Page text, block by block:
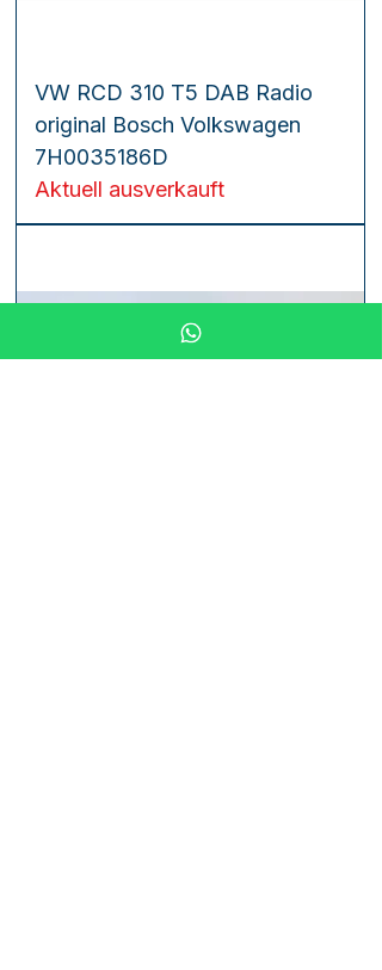
VW RCD 310 T5 DAB Radio
original Bosch Volkswagen
7H0035186D
Aktuell ausverkauft